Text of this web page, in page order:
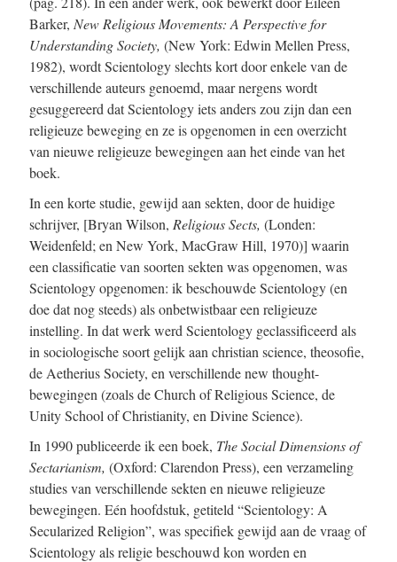
Barker, New Religious Movements: A Perspective for
Understanding Society, (New York: Edwin Mellen Press,
1982), wordt Scientology slechts kort door enkele van de
verschillende auteurs genoemd, maar nergens wordt
gesuggereerd dat Scientology iets anders zou zijn dan een
religieuze beweging en ze is opgenomen in een overzicht
van nieuwe religieuze bewegingen aan het einde van het
boek.
In een korte studie, gewijd aan sekten, door de huidige
schrijver, [Bryan Wilson, Religious Sects, (Londen:
Weidenfeld; en New York, MacGraw Hill, 1970)] waarin
een classificatie van soorten sekten was opgenomen, was
Scientology opgenomen: ik beschouwde Scientology (en
doe dat nog steeds) als onbetwistbaar een religieuze
instelling. In dat werk werd Scientology geclassificeerd als
in sociologische soort gelijk aan christian science, theosofie,
de Aetherius Society, en verschillende new thought-
bewegingen (zoals de Church of Religious Science, de
Unity School of Christianity, en Divine Science).
In 1990 publiceerde ik een boek, The Social Dimensions of
Sectarianism, (Oxford: Clarendon Press), een verzameling
studies van verschillende sekten en nieuwe religieuze
bewegingen. Eén hoofdstuk, getiteld “Scientology: A
Secularized Religion”, was specifiek gewijd aan de vraag of
Scientology als religie beschouwd kon worden en